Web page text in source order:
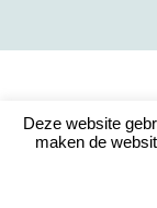
Deze website
maken de